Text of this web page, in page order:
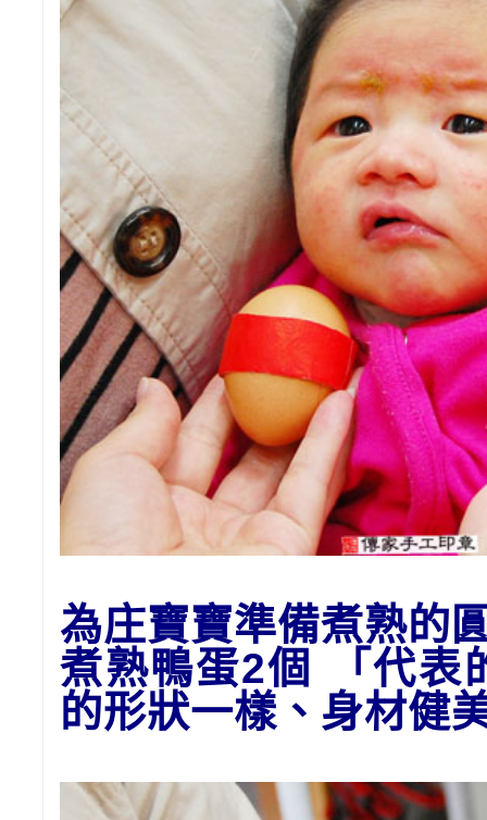
為庄寶寶準備煮熟的
煮熟鴨蛋2個 「代表
的形狀一樣、身材健